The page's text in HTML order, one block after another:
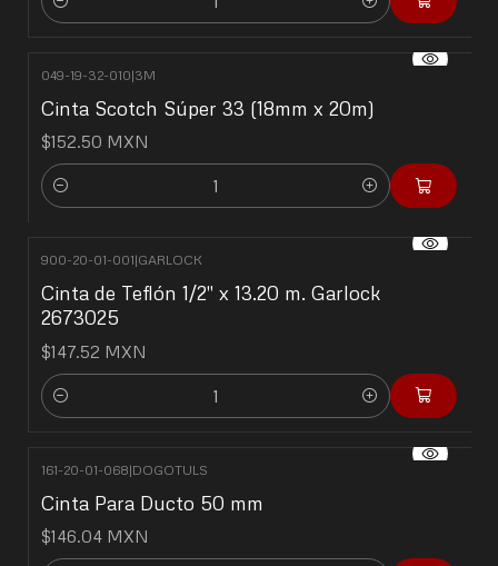
Cantidad
049-19-32-010|3M
Cinta Scotch Súper 33 (18mm x 20m)
$152.50 MXN
Cantidad
900-20-01-001|GARLOCK
Cinta de Teflón 1/2" x 13.20 m. Garlock
2673025
$147.52 MXN
Cantidad
161-20-01-068|DOGOTULS
Cinta Para Ducto 50 mm
$146.04 MXN